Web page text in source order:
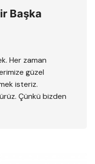
Başka
Her zaman
güzel
isteriz.
Çünkü bizden